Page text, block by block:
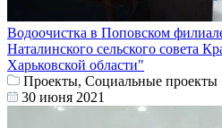
Водоочистка в Поповском
Наталинского сельского совета
Харьковской области"
Проекты, Социальные проекты
30 июня 2021